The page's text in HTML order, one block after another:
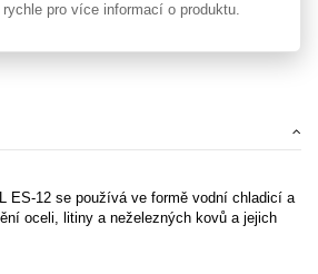
pro více informací o produktu.
ES-12 se používá ve formě vodní chladicí a
oceli, litiny a neželezných kovů a jejich